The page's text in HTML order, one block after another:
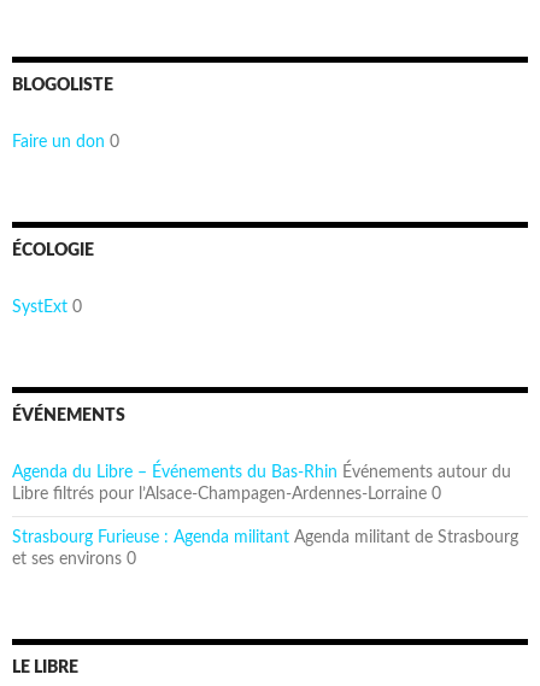
BLOGOLISTE
Faire un don 0
ÉCOLOGIE
SystExt 0
ÉVÉNEMENTS
Agenda du Libre – Événements du Bas-Rhin Événements autour du
Libre filtrés pour l’Alsace-Champagen-Ardennes-Lorraine 0
Strasbourg Furieuse : Agenda militant Agenda militant de Strasbourg
et ses environs 0
LE LIBRE